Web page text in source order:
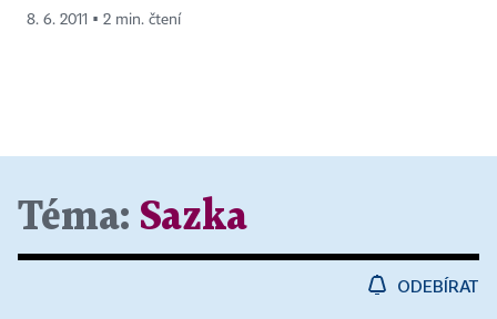
8. 6. 2011 ▪ 2 min. čtení
Téma: Sazka
ODEBÍRAT